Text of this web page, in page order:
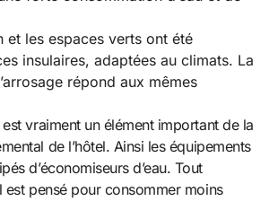
et les espaces verts ont été
insulaires, adaptées au climats. La
répond aux mêmes
de l’hôtel. Ainsi les équipements
d’économiseurs d’eau. Tout
est pensé pour consommer moins